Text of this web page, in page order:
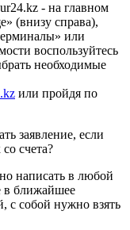
- на главном
(внизу справа),
или
воспользуйтесь
необходимые
или пройдя по
заявление, если
счета?
написать в любой
в ближайшее
с собой нужно взять